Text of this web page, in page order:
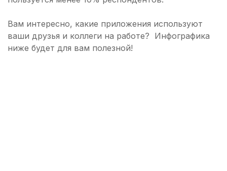
Вам интересно, какие приложения используют
ваши друзья и коллеги на работе? Инфографика
ниже будет для вам полезной!